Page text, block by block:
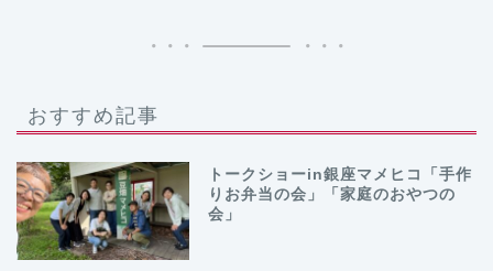
おすすめ記事
トークショーin銀座マメヒコ「手作
りお弁当の会」「家庭のおやつの
会」